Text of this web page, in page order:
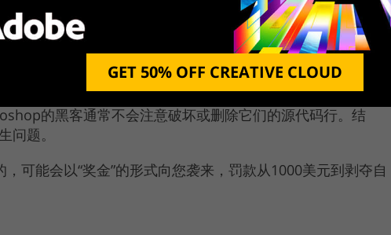
，Adobe还要对其产品负责，并且如果出现任何技术问题（例
软件），则24/7技术支持将始终告诉您如何解决该问题。
术支持，因为您的软件未链接到该帐户且未在基础中注册。
的黑客通常不会注意破坏或删除它们的源代码行。结
问题。
，可能会以“奖金”的形式向您袭来，罚款从1000美元到剥夺自
GET 50% OFF CREATIVE CLOUD